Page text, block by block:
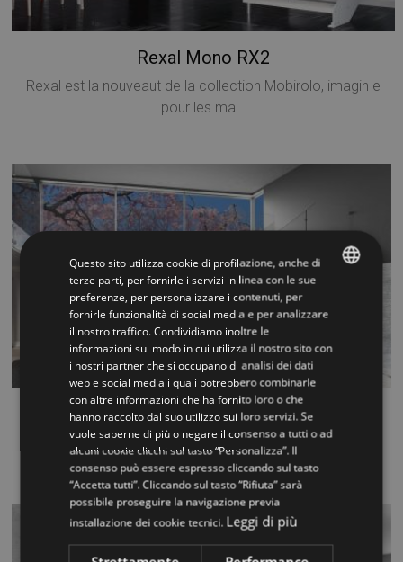
Rexal Mono RX2
Rexal est la nouveaut de la collection Mobirolo, imagin e
pour les ma...
Rexal XR
La transparence du verre et la solidité de l'acier font de
Rexal un escalier mo...
Questo sito utilizza cookie di profilazione, anche di
terze parti, per fornirle i servizi in linea con le sue
preferenze, per personalizzare i contenuti, per
fornirle funzionalità di social media e per analizzare
il nostro traffico. Condividiamo inoltre le
informazioni sul modo in cui utilizza il nostro sito con
i nostri partner che si occupano di analisi dei dati
web e social media i quali potrebbero combinarle
con altre informazioni che ha fornito loro o che
hanno raccolto dal suo utilizzo sui loro servizi. Se
vuole saperne di più o negare il consenso a tutti o ad
alcuni cookie clicchi sul tasto “Personalizza”. Il
consenso può essere espresso cliccando sul tasto
“Accetta tutti”. Cliccando sul tasto “Rifiuta” sarà
possibile proseguire la navigazione previa
installazione dei cookie tecnici. Leggi di più